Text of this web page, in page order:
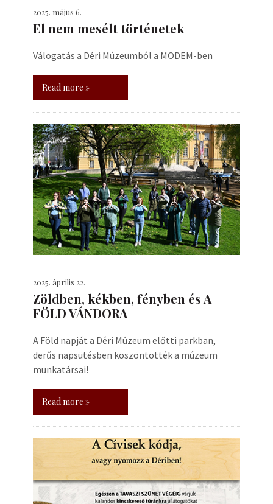
2025. május 6.
El nem mesélt történetek
Válogatás a Déri Múzeumból a MODEM-ben
Read more »
2025. április 22.
Zöldben, kékben, fényben és A
FÖLD VÁNDORA
A Föld napját a Déri Múzeum előtti parkban,
derűs napsütésben köszöntötték a múzeum
munkatársai!
Read more »